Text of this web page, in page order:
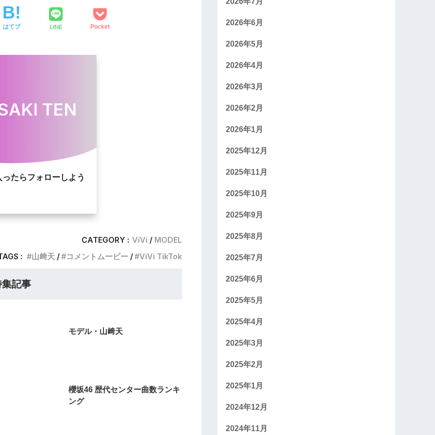
はてブ LINE Pocket
TEN
たらフォローしよう
CATEGORY : ViVi
MODEL
:
山﨑天 コメントムービー ViVi TikTok
集記事
モデル・山﨑天
櫻坂46 歴代センター曲数ランキ
ング
2026年6月
2026年5月
2026年4月
2026年3月
2026年2月
2026年1月
2025年12月
2025年11月
2025年10月
2025年9月
2025年8月
2025年7月
2025年6月
2025年5月
2025年4月
2025年3月
2025年2月
2025年1月
2024年12月
2024年11月